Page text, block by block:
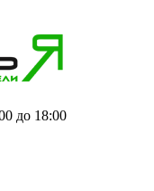
до 18:00